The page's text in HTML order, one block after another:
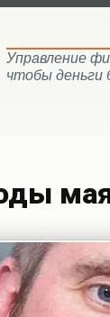
Управление
чтобы деньги